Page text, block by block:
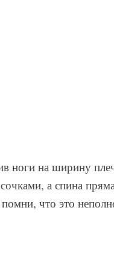
ноги на ширину
а спина
что это